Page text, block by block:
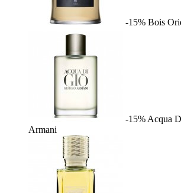
-15% Bois
-15% Acqua
Armani